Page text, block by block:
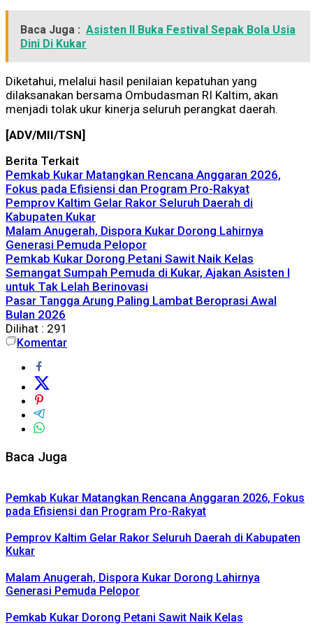
Baca Juga : Asisten II Buka Festival Sepak Bola Usia
Dini Di Kukar
Diketahui, melalui hasil penilaian kepatuhan yang
dilaksanakan bersama Ombudasman RI Kaltim, akan
menjadi tolak ukur kinerja seluruh perangkat daerah.
[ADV/MII/TSN]
Berita Terkait
Pemkab Kukar Matangkan Rencana Anggaran 2026,
Fokus pada Efisiensi dan Program Pro-Rakyat
Pemprov Kaltim Gelar Rakor Seluruh Daerah di
Kabupaten Kukar
Malam Anugerah, Dispora Kukar Dorong Lahirnya
Generasi Pemuda Pelopor
Pemkab Kukar Dorong Petani Sawit Naik Kelas
Semangat Sumpah Pemuda di Kukar, Ajakan Asisten I
untuk Tak Lelah Berinovasi
Pasar Tangga Arung Paling Lambat Beroprasi Awal
Bulan 2026
Dilihat : 291
Komentar
Baca Juga
Pemkab Kukar Matangkan Rencana Anggaran 2026, Fokus
pada Efisiensi dan Program Pro-Rakyat
Pemprov Kaltim Gelar Rakor Seluruh Daerah di Kabupaten
Kukar
Malam Anugerah, Dispora Kukar Dorong Lahirnya
Generasi Pemuda Pelopor
Pemkab Kukar Dorong Petani Sawit Naik Kelas